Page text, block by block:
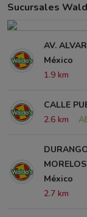
Sucursales
AV.
México
1.9 km
CALLE
2.6 km
México
2.7 km